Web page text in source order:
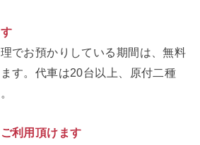
でお預かりしている期間は、無料
す。代車は20台以上、原付二種
利用頂けます